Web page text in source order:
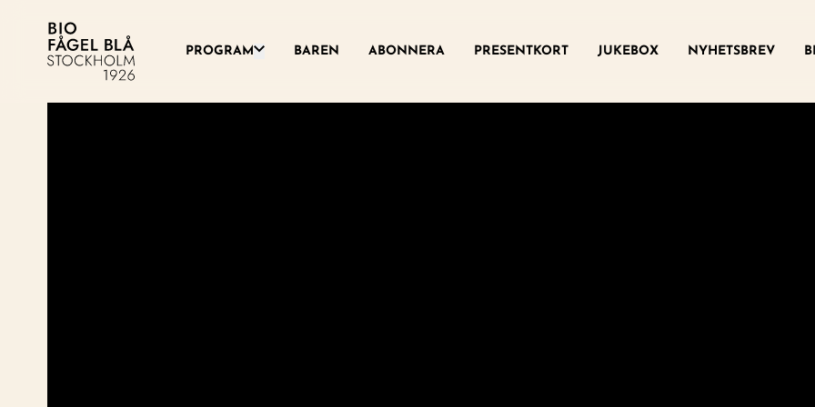
PROGRAM Växla denna rullgardinsmeny
BAREN ABONNERA PRESENTKORT JUKEBOX NYHETSBREV